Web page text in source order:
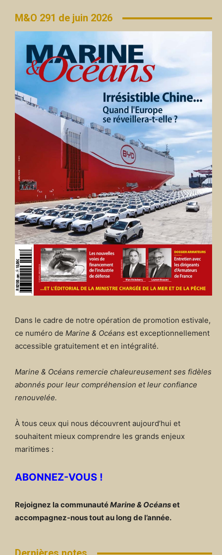
M&O 291 de juin 2026
Dans le cadre de notre opération de promotion estivale,
ce numéro de Marine & Océans est exceptionnellement
accessible gratuitement et en intégralité.
Marine & Océans remercie chaleureusement ses fidèles
abonnés pour leur compréhension et leur confiance
renouvelée.
À tous ceux qui nous découvrent aujourd’hui et
souhaitent mieux comprendre les grands enjeux
maritimes :
ABONNEZ-VOUS !
Rejoignez la communautéMarine & Océanset
accompagnez-nous tout au long de l’année.